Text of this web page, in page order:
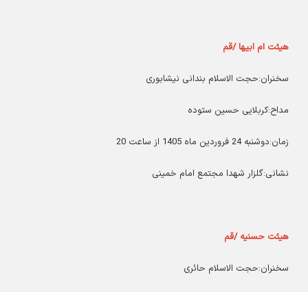
هیئت ام ابیها /قم
سخنران:حجت الاسلام بندانی نیشابوری
مداح:کربلایی حسین ستوده
زمان:دوشنبه 24 فروردین ماه 1405 از ساعت 20
نشانی:گلزار شهدا مجتمع امام خمینی
هیئت حسنیه /قم
سخنران:حجت الاسلام حائری